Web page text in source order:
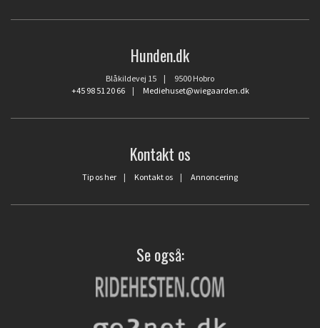
Hunden.dk
Blåkildevej 15 | 9500 Hobro
+45 98 51 20 66| Mediehuset@wiegaarden.dk
Kontakt os
Tip os her | Kontakt os | Annoncering
Se også: